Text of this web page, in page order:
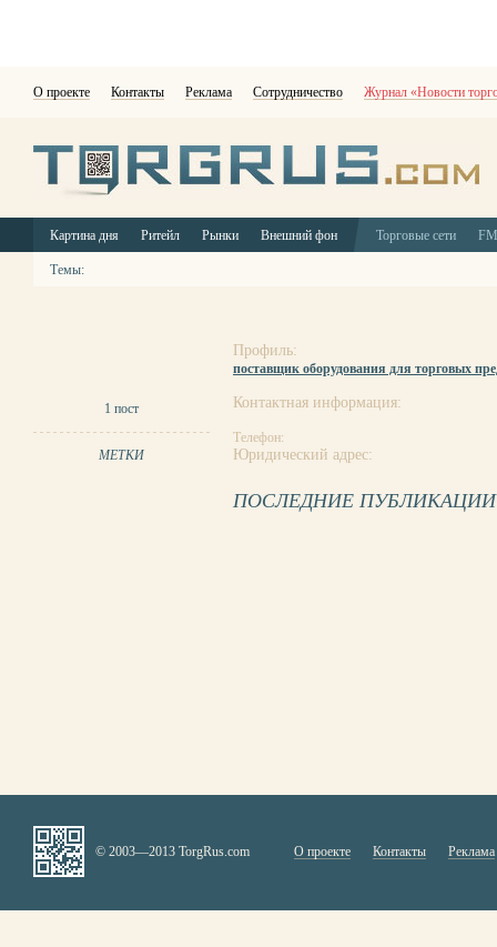
О проекте Контакты Реклама Сотрудничество Журнал «Новости
Картина дня Ритейл Рынки Внешний фон Торговые сети
Темы:
1 пост
МЕТКИ
Профиль:
поставщик оборудования для торговых
Контактная информация:
Телефон:
Юридический адрес:
ПОСЛЕДНИЕ
© 2003—2013 TorgRus.com О проекте Контакты Реклама